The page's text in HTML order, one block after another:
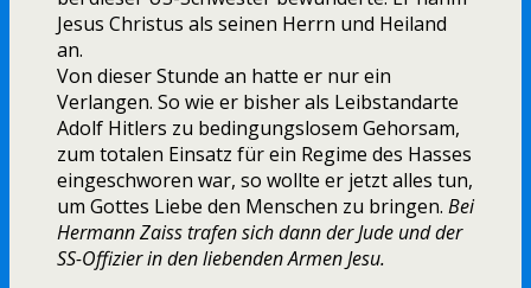
Jesus Christus als seinen Herrn und Heiland
an.
Von dieser Stunde an hatte er nur ein
Verlangen. So wie er bisher als Leibstandarte
Adolf Hitlers zu bedingungslosem Gehorsam,
zum totalen Einsatz für ein Regime des Hasses
eingeschworen war, so wollte er jetzt alles tun,
um Gottes Liebe den Menschen zu bringen. Bei
Hermann Zaiss trafen sich dann der Jude und der
SS-Offizier in den liebenden Armen Jesu.